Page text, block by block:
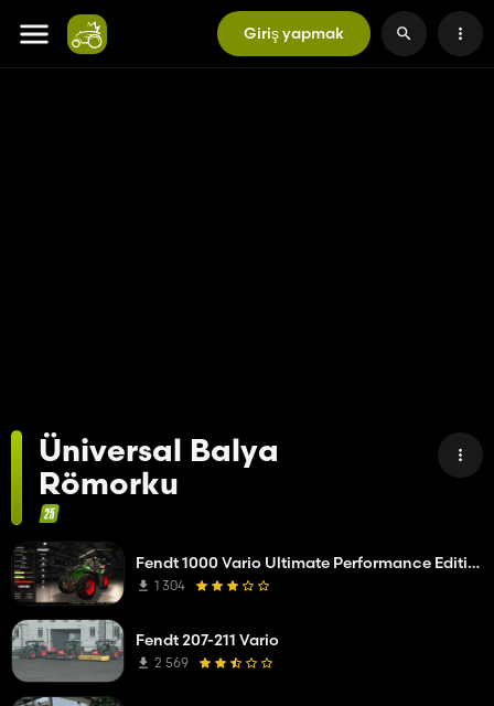
Giriş yapmak
Üniversal Balya
Römorku
Fendt 1000 Vario Ultimate Performance Edition
1 304
Fendt 207-211 Vario
2 569